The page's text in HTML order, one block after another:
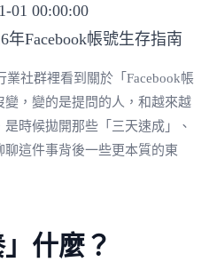
01 00:00:00
社群裡看到關於「Facebook帳
，變的是提問的人，和越來越
時候拋開那些「三天速成」、
聊這件事背後一些更本質的東
什麼？